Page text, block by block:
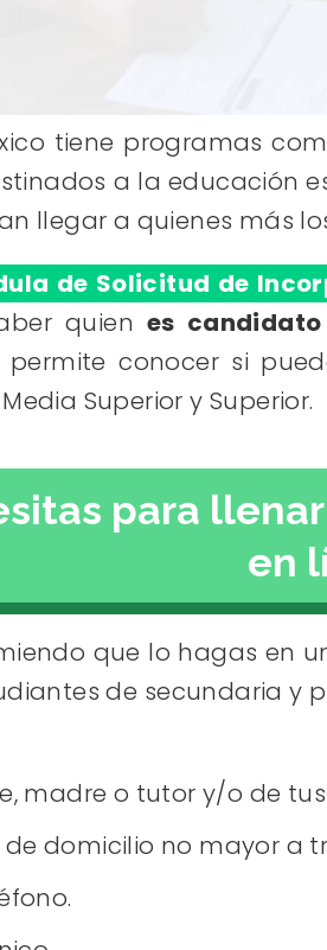
tiene programas
a la educación
llegar a quienes más
de Solicitud de
quien es
permite conocer si
Superior y Superior.
para
en
que lo hagas en
de secundaria
madre o tutor y/o de tus
domicilio no mayor a